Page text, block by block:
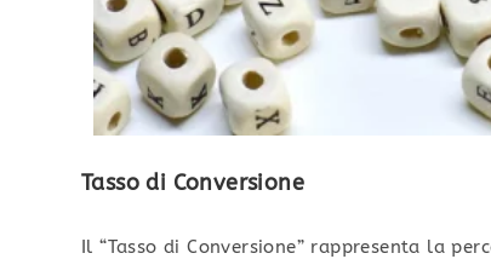
Tasso di Conversione
Il “Tasso di Conversione” rappresenta la